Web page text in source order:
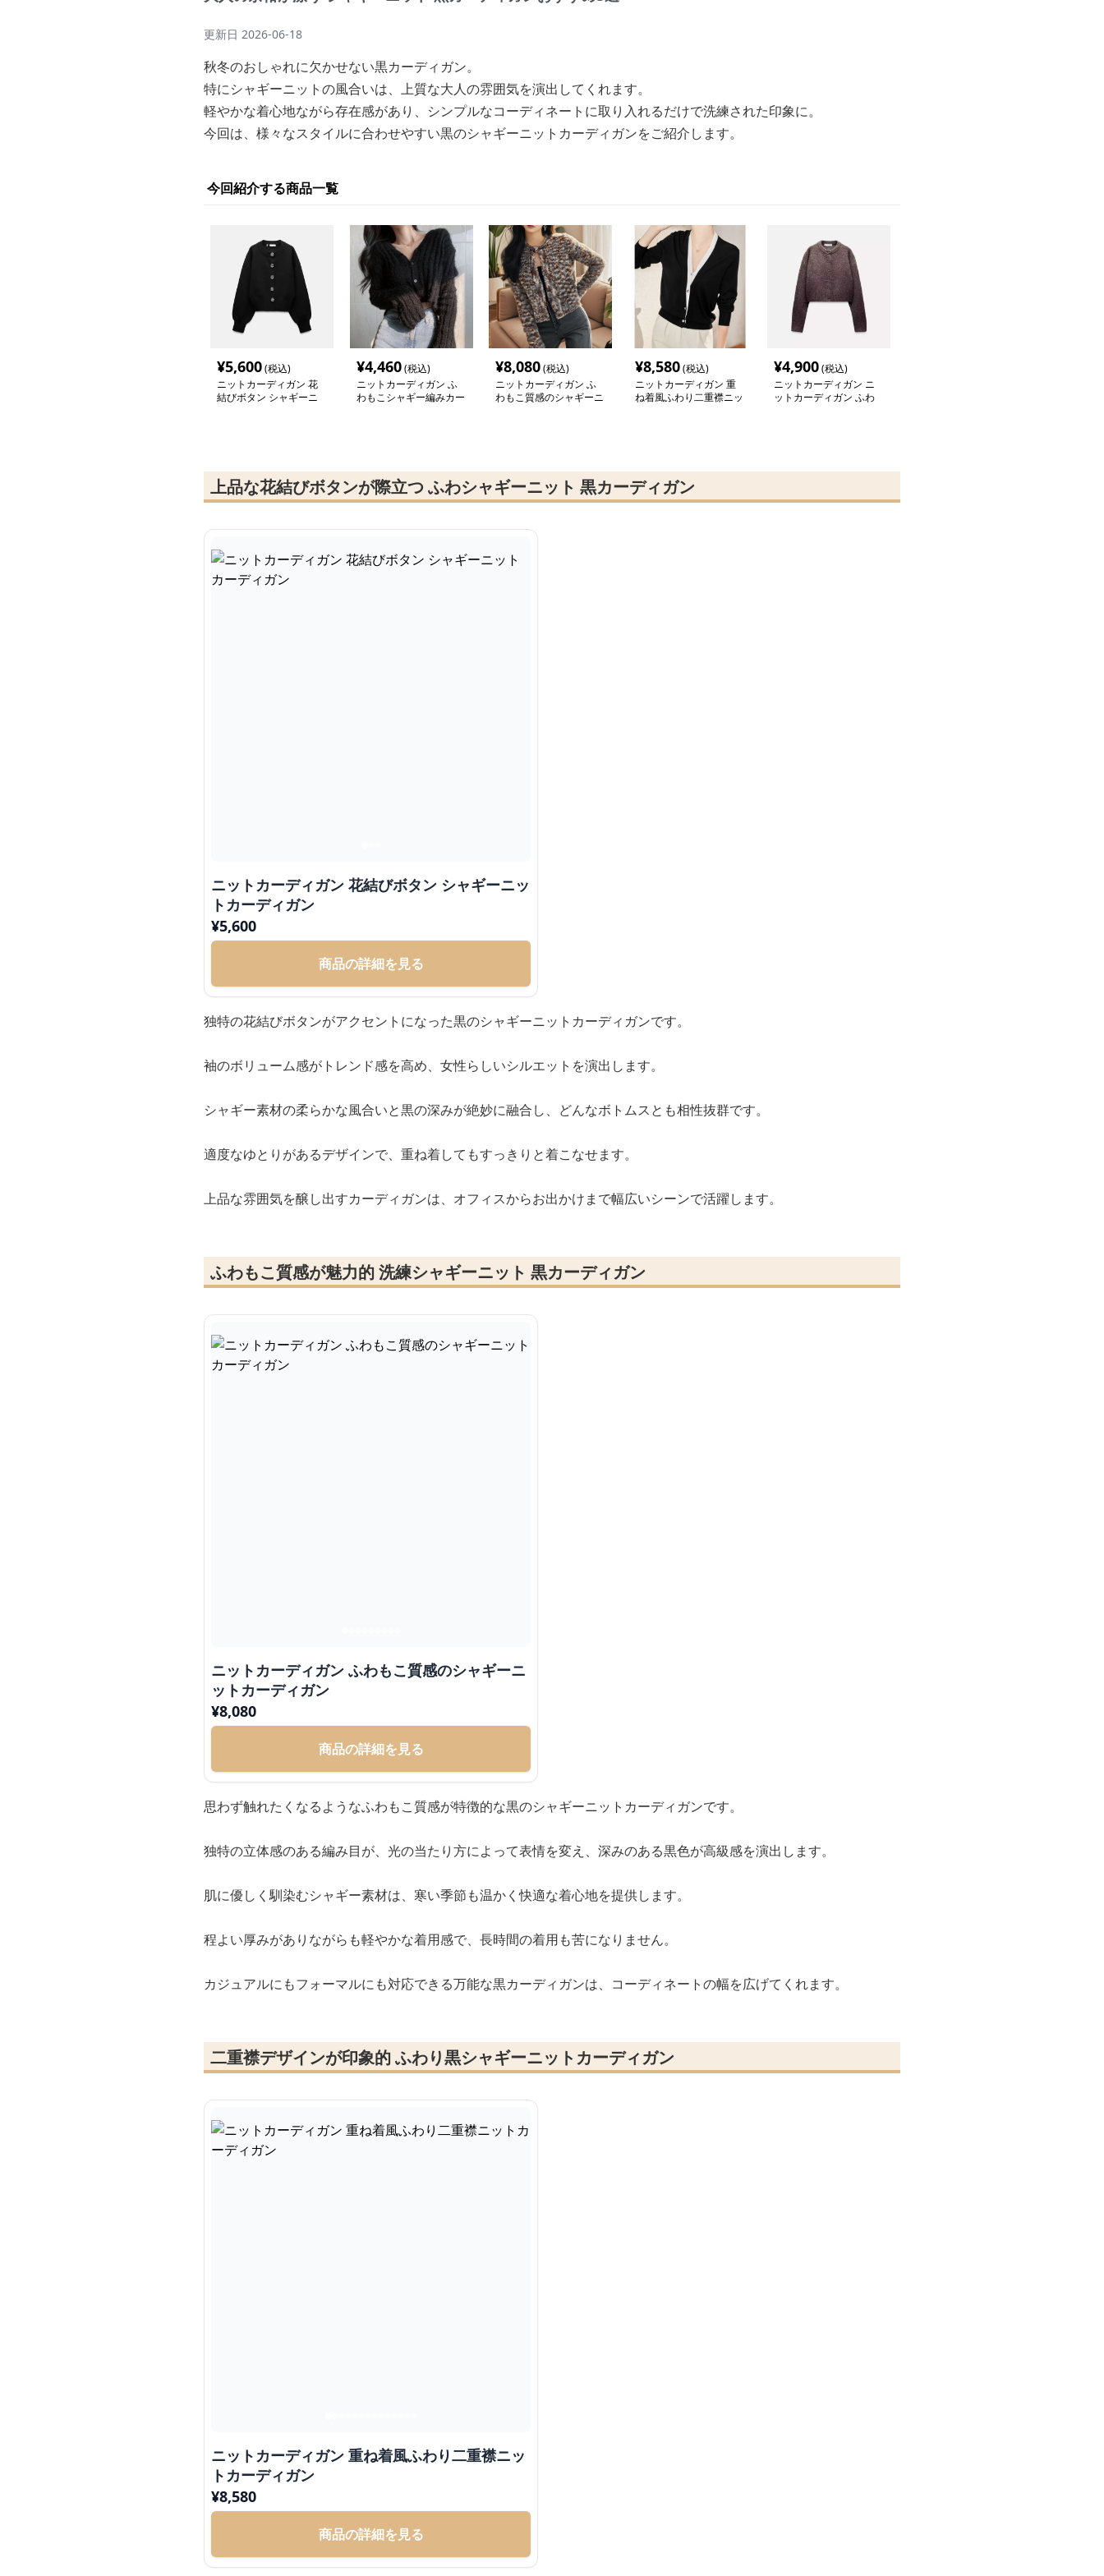
更新日 2026-06-18
秋冬のおしゃれに欠かせない黒カーディガン。
特にシャギーニットの風合いは、上質な大人の雰囲気を演出してくれます。
軽やかな着心地ながら存在感があり、シンプルなコーディネートに取り入れるだけで洗練された印象に。
今回は、様々なスタイルに合わせやすい黒のシャギーニットカーディガンをご紹介します。
今回紹介する商品一覧
¥5,600(税込)
ニットカーディガン 花
結びボタン シャギーニ
¥4,460(税込)
ニットカーディガン ふ
わもこシャギー編みカー
¥8,080(税込)
ニットカーディガン ふ
わもこ質感のシャギーニ
¥8,580(税込)
ニットカーディガン 重
ね着風ふわり二重襟ニッ
¥4,900(税込)
ニットカーディガン ニ
ットカーディガン ふわ
上品な花結びボタンが際立つ ふわシャギーニット 黒カーディガン
ニットカーディガン 花結びボタン シャギーニッ
トカーディガン
¥5,600
商品の詳細を見る
独特の花結びボタンがアクセントになった黒のシャギーニットカーディガンです。
袖のボリューム感がトレンド感を高め、女性らしいシルエットを演出します。
シャギー素材の柔らかな風合いと黒の深みが絶妙に融合し、どんなボトムスとも相性抜群です。
適度なゆとりがあるデザインで、重ね着してもすっきりと着こなせます。
上品な雰囲気を醸し出すカーディガンは、オフィスからお出かけまで幅広いシーンで活躍します。
ふわもこ質感が魅力的 洗練シャギーニット 黒カーディガン
ニットカーディガン ふわもこ質感のシャギーニ
ットカーディガン
¥8,080
商品の詳細を見る
思わず触れたくなるようなふわもこ質感が特徴的な黒のシャギーニットカーディガンです。
独特の立体感のある編み目が、光の当たり方によって表情を変え、深みのある黒色が高級感を演出します。
肌に優しく馴染むシャギー素材は、寒い季節も温かく快適な着心地を提供します。
程よい厚みがありながらも軽やかな着用感で、長時間の着用も苦になりません。
カジュアルにもフォーマルにも対応できる万能な黒カーディガンは、コーディネートの幅を広げてくれます。
二重襟デザインが印象的 ふわり黒シャギーニットカーディガン
ニットカーディガン 重ね着風ふわり二重襟ニッ
トカーディガン
¥8,580
商品の詳細を見る